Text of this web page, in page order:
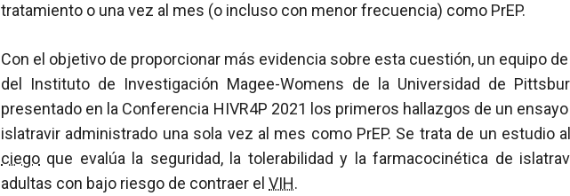
tratamiento o una vez al mes (o incluso con menor frecuencia) como PrEP.
Con el objetivo de proporcionar más evidencia sobre esta cuestión, un equipo
del Instituto de Investigación Magee-Womens de la Universidad de
presentado en la Conferencia HIVR4P 2021 los primeros hallazgos de un
islatravir administrado una sola vez al mes como PrEP. Se trata de un estudio
ciego que evalúa la seguridad, la tolerabilidad y la farmacocinética de
adultas con bajo riesgo de contraer el VIH.